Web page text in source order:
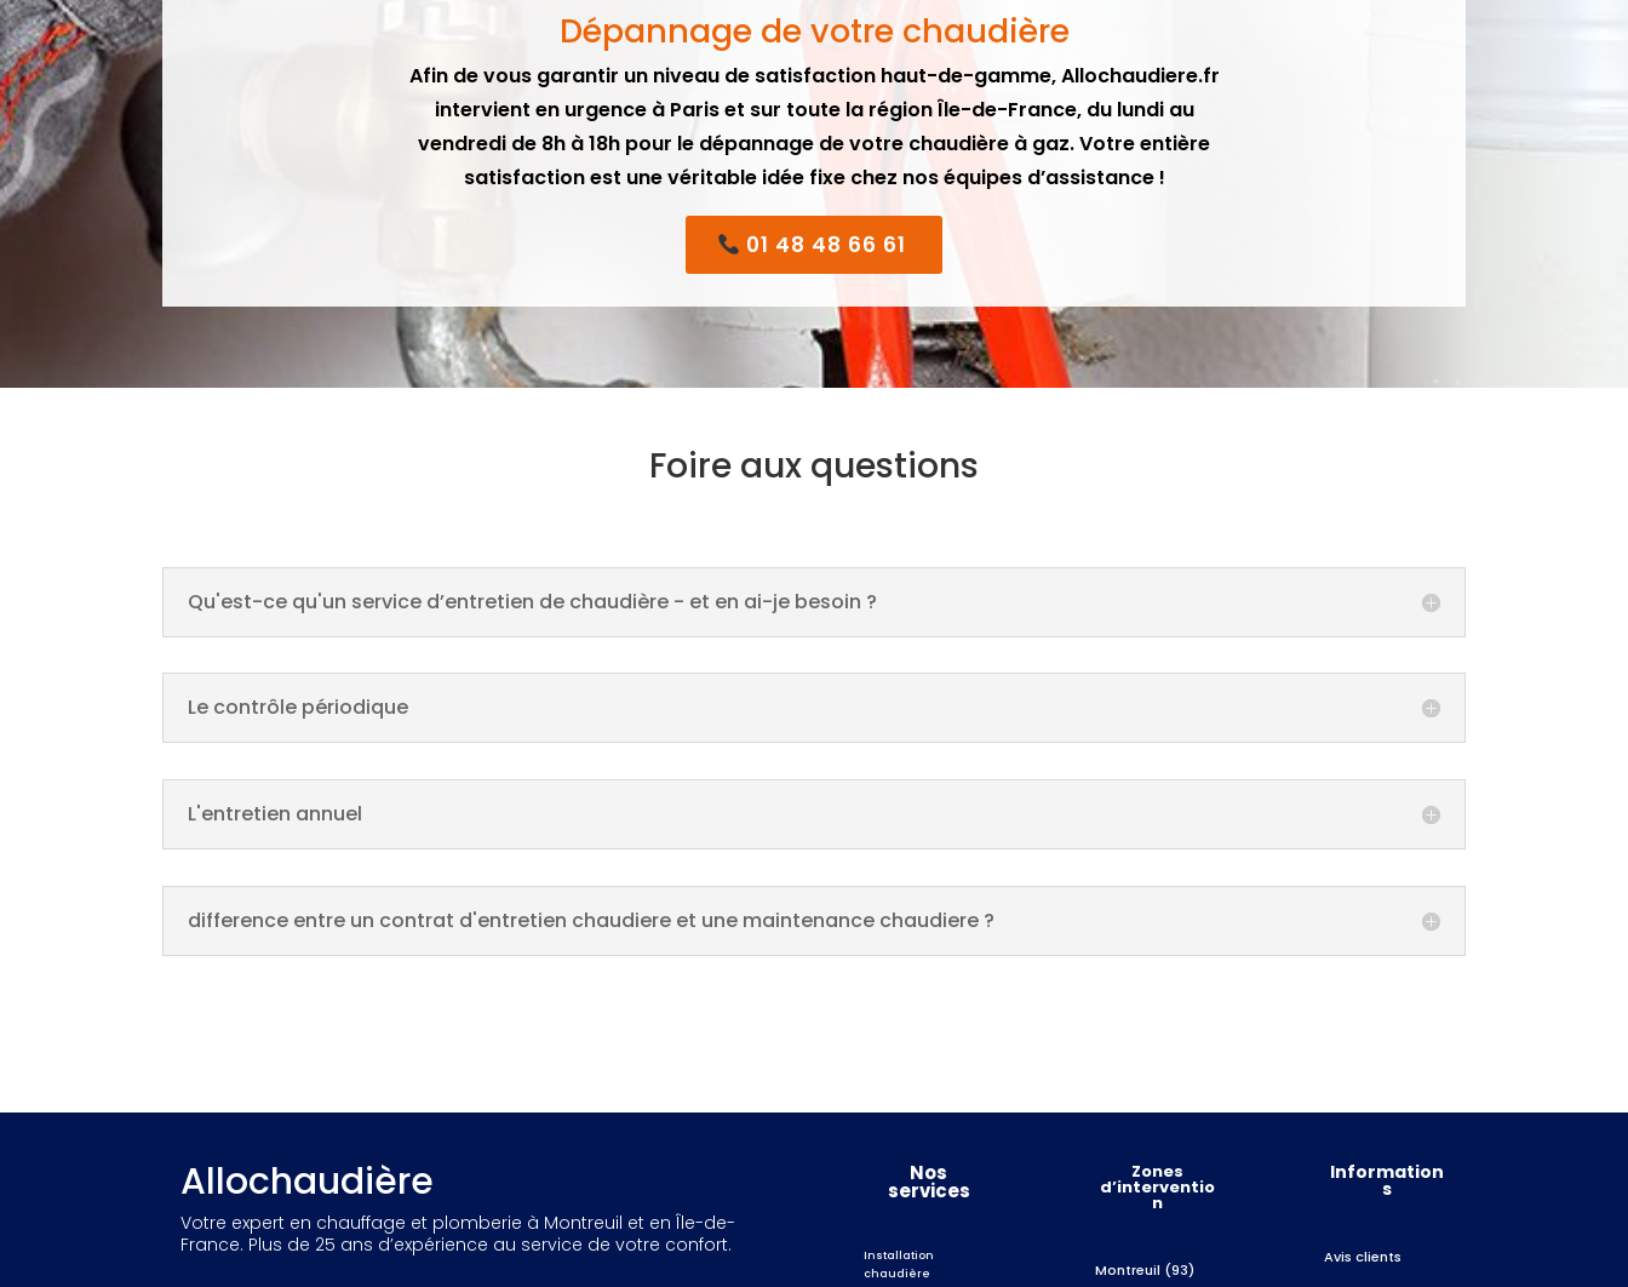
Dépannage de votre chaudière
Afin de vous garantir un niveau de satisfaction haut-de-gamme, Allochaudiere.fr
intervient en urgence à Paris et sur toute la région Île-de-France, du lundi au
vendredi de 8h à 18h pour le dépannage de votre chaudière à gaz. Votre entière
satisfaction est une véritable idée fixe chez nos équipes d’assistance !
01 48 48 66 61
Foire aux questions
Qu'est-ce qu'un service d’entretien de chaudière - et en ai-je besoin ?
Le contrôle périodique
L'entretien annuel
difference entre un contrat d'entretien chaudiere et une maintenance chaudiere ?
Allochaudière
Votre expert en chauffage et plomberie à Montreuil et en Île-de-
France. Plus de 25 ans d’expérience au service de votre confort.
Nos
services
Installation
chaudière
Zones
d’interventio
n
Montreuil (93)
Information
s
Avis clients